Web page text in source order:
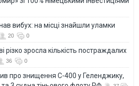
вибух: на місці знайшли уламки
20 0
різко зросла кількість постраждалих
36 0
про знищення С-400 у Геленджику,